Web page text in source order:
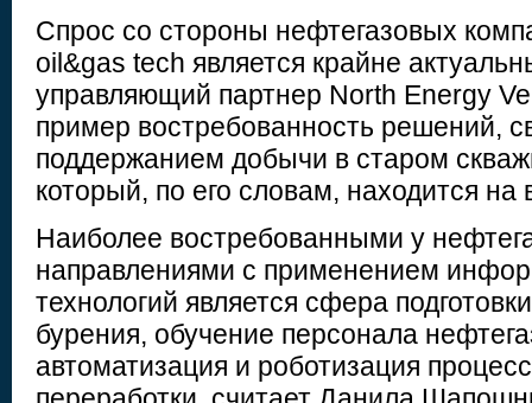
Спрос со стороны нефтегазовых
oil&gas tech является крайне
управляющий партнер North Energy
пример востребованность решений,
поддержанием добычи в старом
который, по его словам, находится
Наиболее востребованными у
направлениями с применением
технологий является сфера
бурения, обучение персонала
автоматизация и роботизация